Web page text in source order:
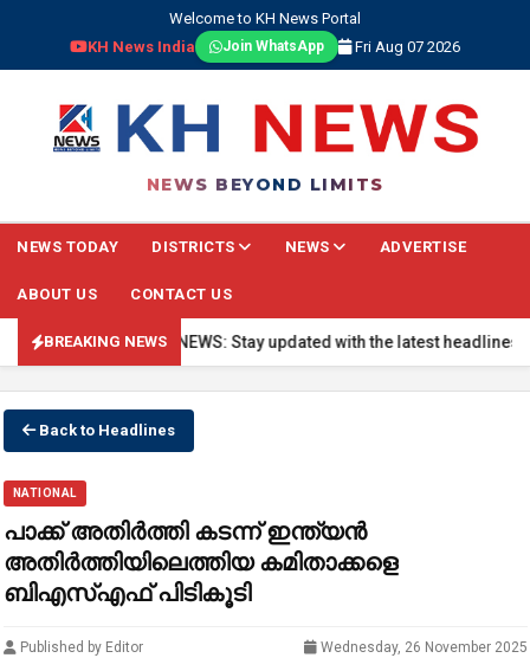
Welcome to KH News Portal
KH News India
Join WhatsApp Fri Aug 07 2026
NEWS BEYOND LIMITS
NEWS TODAY DISTRICTS NEWS ADVERTISE
ABOUT US CONTACT US
BREAKING NEWS
🔴 BREAKING NEWS: Stay updated with the latest headlines,
Back to Headlines
NATIONAL
പാക്ക് അതിർത്തി കടന്ന് ഇന്ത്യൻ
അതിർത്തിയിലെത്തിയ കമിതാക്കളെ
ബിഎസ്എഫ് പിടികൂടി
Published by Editor Wednesday, 26 November 2025